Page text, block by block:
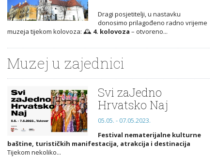
Dragi posjetitelji, u nastavku
donosimo prilagođeno radno vrijeme
muzeja tijekom kolovoza: 🕰️ 4. kolovoza – otvoreno...
Muzej u zajednici
Svi zaJedno
Hrvatsko Naj
05.05. - 07.05.2023.
Festival nematerijalne kulturne
baštine, turističkih manifestacija, atrakcija i destinacija
Tijekom nekoliko...